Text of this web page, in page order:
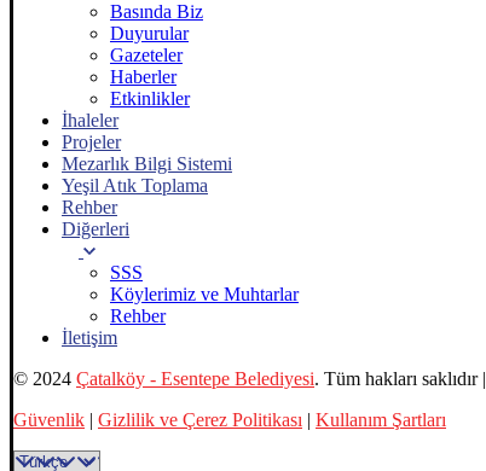
Basında Biz
Duyurular
Gazeteler
Haberler
Etkinlikler
İhaleler
Projeler
Mezarlık Bilgi Sistemi
Yeşil Atık Toplama
Rehber
Diğerleri
SSS
Köylerimiz ve Muhtarlar
Rehber
İletişim
© 2024 Çatalköy - Esentepe Belediyesi. Tüm hakları saklıdır |
Güvenlik | Gizlilik ve Çerez Politikası | Kullanım Şartları